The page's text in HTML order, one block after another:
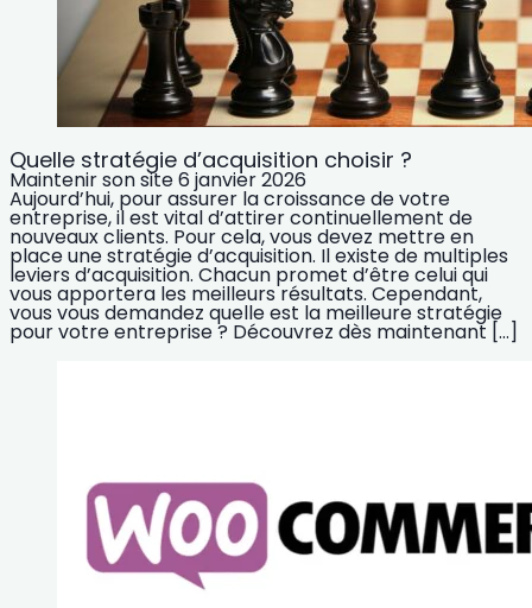
Quelle stratégie d’acquisition choisir ?
Maintenir son site6 janvier 2026
Aujourd’hui, pour assurer la croissance de votre
entreprise, il est vital d’attirer continuellement de
nouveaux clients. Pour cela, vous devez mettre en
place une stratégie d’acquisition. Il existe de multiples
leviers d’acquisition. Chacun promet d’être celui qui
vous apportera les meilleurs résultats. Cependant,
vous vous demandez quelle est la meilleure stratégie
pour votre entreprise ? Découvrez dès maintenant […]